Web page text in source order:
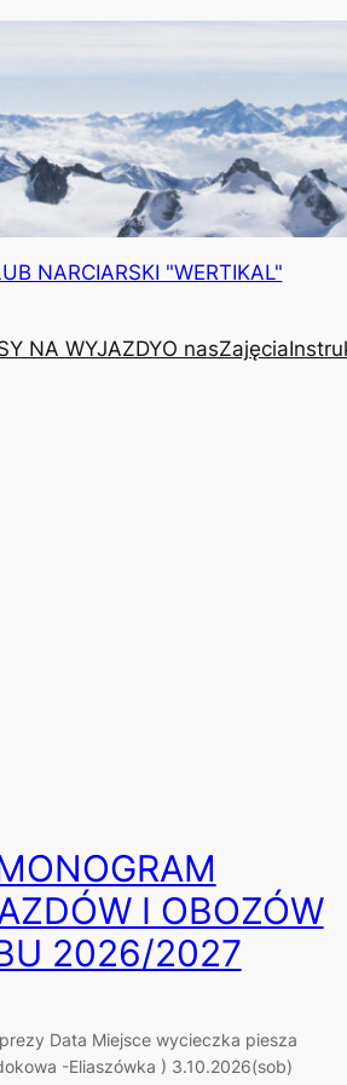
NARCIARSKI "WERTIKAL"
NA WYJAZDYO nasZajęcia
I OBOZÓW
2026/2027
Data Miejsce wycieczka piesza
-Eliaszówka ) 3.10.2026(sob)